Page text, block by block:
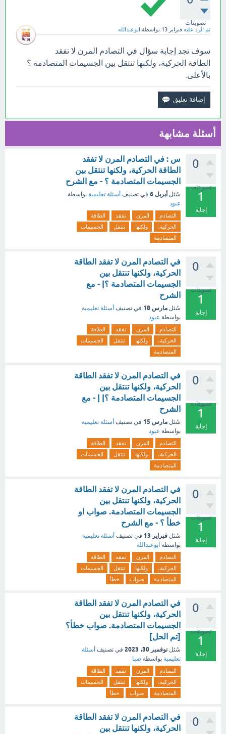
تصويتات
تم الرد عليه فبراير 13 بواسطة ابوعبدالله
سوف تجد إجابة سؤال في التصادم المرن لا تفقد
الطاقة الحركية، ولكنها تنتقل بين الجسيمات المتصادمة ؟
بالأعلى.
أسئلة مشابهة
0
تصويتات
1
إجابة
س : في التصادم المرن لا تفقد
الطاقة الحركية، ولكنها تنتقل بين
الجسيمات المتصادمة ؟ - مع الشرح
سُئل أبريل 6 في تصنيف أسئلة تعليمية بواسطة
عبود
التصادم المرن تفقد
الطاقة
الحركية،
ولكنها تنتقل
الجسيمات
المتصادمة
0
تصويتات
1
إجابة
في التصادم المرن لا تفقد الطاقة
الحركية، ولكنها تنتقل بين
الجسيمات المتصادمة ؟| - مع
الشرح
سُئل مارس 18 في تصنيف أسئلة تعليمية
بواسطة عبود
التصادم المرن تفقد
الطاقة
الحركية،
ولكنها تنتقل
الجسيمات
المتصادمة
0
تصويتات
1
إجابة
في التصادم المرن لا تفقد الطاقة
الحركية، ولكنها تنتقل بين
الجسيمات المتصادمة ؟| | - مع
الشرح
سُئل مارس 15 في تصنيف أسئلة تعليمية
بواسطة عبود
التصادم المرن تفقد
الطاقة
الحركية،
ولكنها تنتقل
الجسيمات
المتصادمة
0
تصويتات
1
إجابة
في التصادم المرن لا تفقد الطاقة
الحركية، ولكنها تنتقل بين
الجسيمات المتصادمة. صواب او
خطأ ؟ - مع الشرح
سُئل فبراير 13 في تصنيف أسئلة تعليمية
بواسطة ابوعبدالله
التصادم المرن تفقد
الطاقة
الحركية،
ولكنها تنتقل
الجسيمات
المتصادمة
صواب خطأ
0
تصويتات
1
إجابة
في التصادم المرن لا تفقد الطاقة
الحركية، ولكنها تنتقل بين
الجسيمات المتصادمة. صواب خطأ؟
[تم الحل]
سُئل نوفمبر 30، 2023 في تصنيف أسئلة
تعليمية بواسطة صبا
التصادم المرن تفقد
الطاقة
الحركية،
ولكنها تنتقل
الجسيمات
المتصادمة
صواب خطأ
0
في التصادم المرن لا تفقد الطاقة
الحركية، ولكنها تنتقل بين